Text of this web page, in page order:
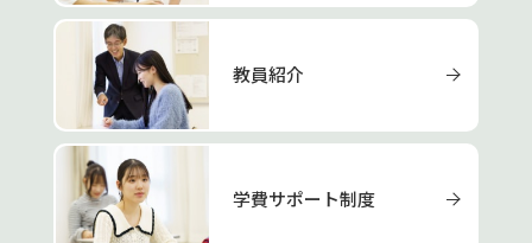
教員紹介
学費サポート制度